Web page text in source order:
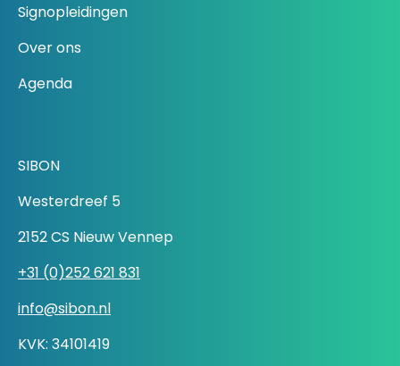
Signopleidingen
Over ons
Agenda
SIBON
Westerdreef 5
2152 CS Nieuw Vennep
+31 (0)252 621 831
info@sibon.nl
KVK: 34101419